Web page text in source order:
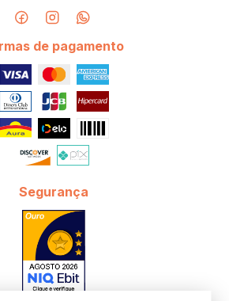
de pagamento
Segurança